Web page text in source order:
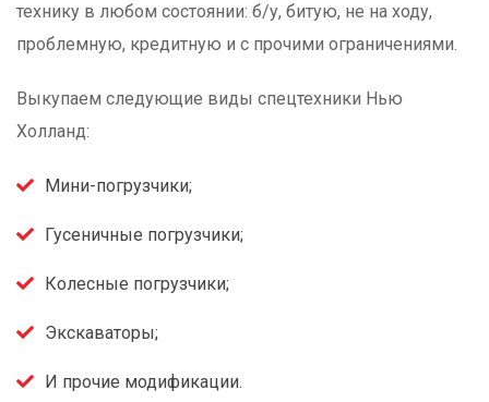
технику в любом состоянии: б/у, битую, не на ходу,
проблемную, кредитную и с прочими ограничениями.
Выкупаем следующие виды спецтехники Нью
Холланд:
Мини-погрузчики;
Гусеничные погрузчики;
Колесные погрузчики;
Экскаваторы;
И прочие модификации.